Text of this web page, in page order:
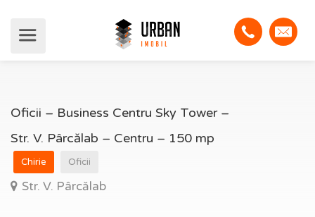
Oficii – Business Centru Sky Tower –
Str. V. Pârcălab – Centru – 150 mp
Chirie Oficii
Str. V. Pârcălab